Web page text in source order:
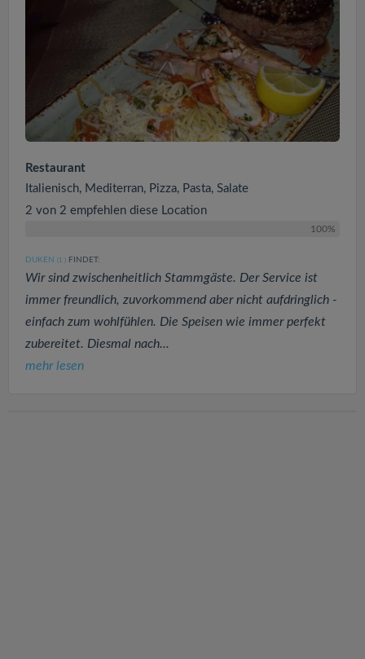
Restaurant
Italienisch, Mediterran, Pizza, Pasta, Salate
2 von 2 empfehlen diese Location
100%
DUKEN (1 ) FINDET:
Wir sind zwischenheitlich Stammgäste. Der Service ist
immer freundlich, zuvorkommend aber nicht aufdringlich -
einfach zum wohlfühlen. Die Speisen wie immer perfekt
zubereitet. Diesmal nach...
mehr lesen